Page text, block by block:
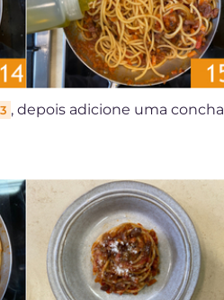
, depois adicione uma concha